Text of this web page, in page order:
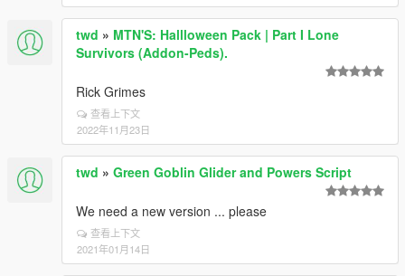
twd » MTN'S: Hallloween Pack | Part I Lone
Survivors (Addon-Peds).
Rick Grimes
查看上下文
2022年11月23日
twd » Green Goblin Glider and Powers Script
We need a new version ... please
查看上下文
2021年01月14日